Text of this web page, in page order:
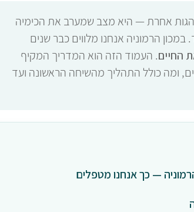
אחרת — היא מצב שמערב את הכימיה
הרמוניה אנחנו מלווים כבר שנים
החיים. העמוד הזה הוא המדריך המקיף
ומה כולל התהליך מהשיחה הראשונה ועד
— כך אנחנו מטפלים